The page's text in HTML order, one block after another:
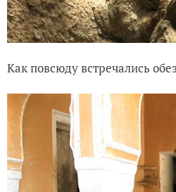
Как повсюду встречались